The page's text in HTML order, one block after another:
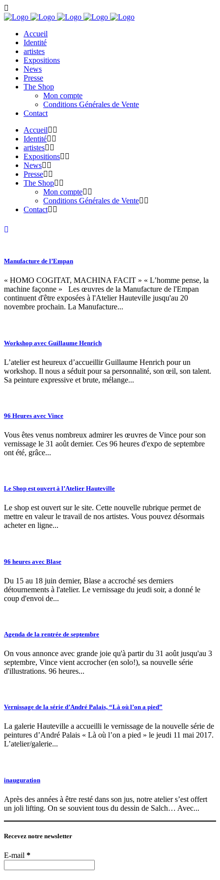
Accueil
Identité
artistes
Expositions
News
Presse
The Shop
Mon compte
Conditions Générales de Vente
Contact
Accueil
Identité
artistes
Expositions
News
Presse
The Shop
Mon compte
Conditions Générales de Vente
Contact
Manufacture de l’Empan
« HOMO COGITAT, MACHINA FACIT » « L’homme pense, la
machine façonne » Les œuvres de la Manufacture de l'Empan
continuent d'être exposées à l'Atelier Hauteville jusqu'au 20
novembre prochain. La Manufacture...
Workshop avec Guillaume Henrich
L’atelier est heureux d’accueillir Guillaume Henrich pour un
workshop. Il nous a séduit pour sa personnalité, son œil, son talent.
Sa peinture expressive et brute, mélange...
96 Heures avec Vince
Vous êtes venus nombreux admirer les œuvres de Vince pour son
vernissage le 31 août dernier. Ces 96 heures d'expo de septembre
ont été, grâce...
Le Shop est ouvert à l’Atelier Hauteville
Le shop est ouvert sur le site. Cette nouvelle rubrique permet de
mettre en valeur le travail de nos artistes. Vous pouvez désormais
acheter en ligne...
96 heures avec Blase
Du 15 au 18 juin dernier, Blase a accroché ses derniers
détournements à l'atelier. Le vernissage du jeudi soir, a donné le
coup d'envoi de...
Agenda de la rentrée de septembre
On vous annonce avec grande joie qu'à partir du 31 août jusqu'au 3
septembre, Vince vient accrocher (en solo!), sa nouvelle série
d'illustrations. 96 heures...
Vernissage de la série d’André Palais, “Là où l’on a pied”
La galerie Hauteville a accueilli le vernissage de la nouvelle série de
peintures d’André Palais « Là où l’on a pied » le jeudi 11 mai 2017.
L’atelier/galerie...
inauguration
Après des années à être resté dans son jus, notre atelier s’est offert
un joli lifting. On se souvient tous du dessin de Salch… Avec...
Recevez notre newsletter
E-mail *